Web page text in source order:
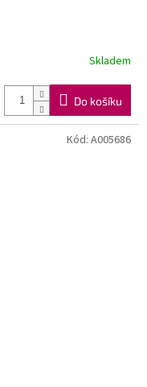
Skladem
Do košíku
Kód: A005686